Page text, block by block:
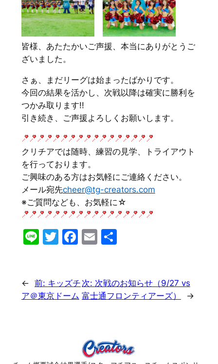
皆様、あたたかいご声援、本当にありがとうご
ざいました。
さぁ、まだリーグは始まったばかりです。
今回の結果を活かし、次戦以降は確実に勝利を
つかみ取ります!!
引き続き、ご声援よろしくお願いします。
クリチアでは随時、練習の見学、トライアウト
を行っております。
ご興味のある方はお気軽にご連絡ください。
メール宛先cheer@tg-creators.com
※ご質問なども、お気軽に☆
LineTwitter
Facebook
Email
共
← 前: キッズチ
ア＠東京ドーム
次: 次戦のお知らせ（9/27 vs
富士通フロンティアーズ）
→